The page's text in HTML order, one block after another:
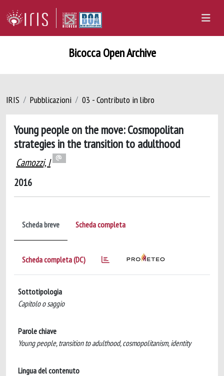
Bicocca Open Archive
IRIS Pubblicazioni 03 - Contributo in libro
Young people on the move: Cosmopolitan
strategies in the transition to adulthood
Camozzi, I
2016
Scheda breve Scheda completa
Scheda completa (DC)
Sottotipologia
Capitolo o saggio
Parole chiave
Young people, transition to adulthood, cosmopolitanism, identity
Lingua del contenuto